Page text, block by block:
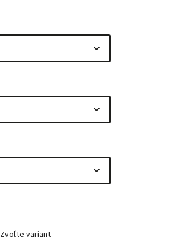
Zvoľte variant